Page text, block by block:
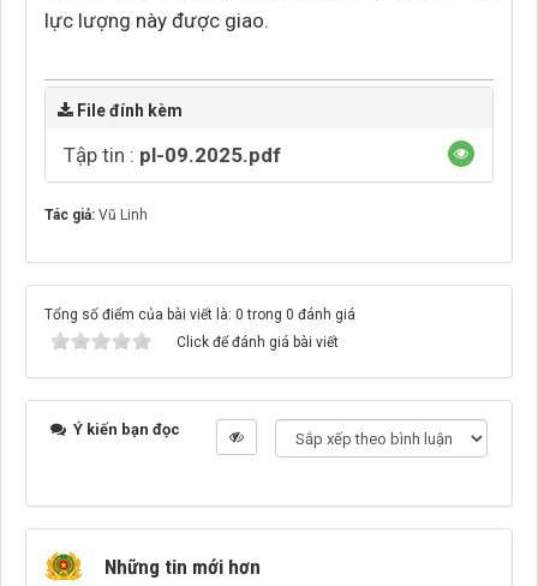
lực lượng này được giao.
File đính kèm
Tập tin : pl-09.2025.pdf
Tác giả: Vũ Linh
Tổng số điểm của bài viết là: 0 trong 0 đánh giá
Click để đánh giá bài viết
Ý kiến bạn đọc
Những tin mới hơn